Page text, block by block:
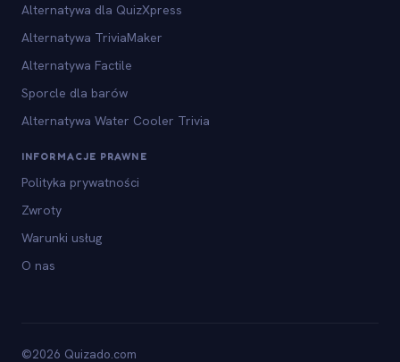
Alternatywa dla QuizXpress
Alternatywa TriviaMaker
Alternatywa Factile
Sporcle dla barów
Alternatywa Water Cooler Trivia
INFORMACJE PRAWNE
Polityka prywatności
Zwroty
Warunki usług
O nas
©2026 Quizado.com